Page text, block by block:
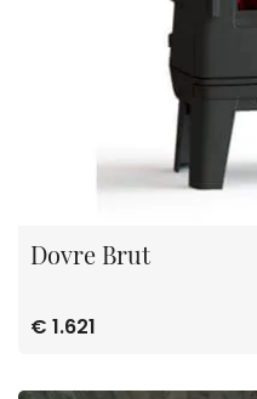
Dovre Brut
€ 1.621